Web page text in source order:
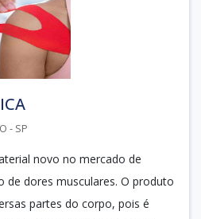
- SP
novo no mercado de
dores musculares. O produto
partes do corpo, pois é